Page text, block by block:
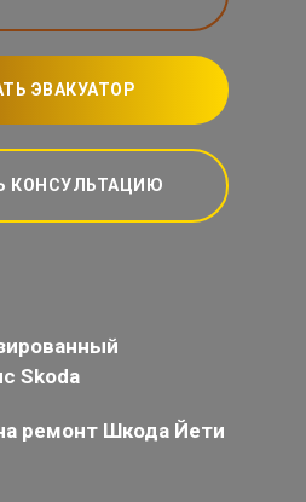
ЭВАКУАТОР
КОНСУЛЬТАЦИЮ
Skoda
ремонт Шкода Йети